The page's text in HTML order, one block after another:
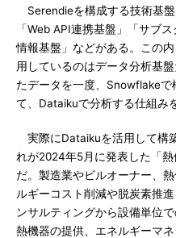
Serendieを構成する技術基
「Web API連携基盤」「サブ
情報基盤」などがある。この
用しているのはデータ分析基
たデータを一度、Snowflake
て、Dataikuで分析する仕組み
実際にDataikuを活用して構
れが2024年5月に発表した「熱
だ。製造業やビルオーナー、
ルギーコスト削減や脱炭素推
ンサルティングから設備単位
熱機器の提供、エネルギーマ